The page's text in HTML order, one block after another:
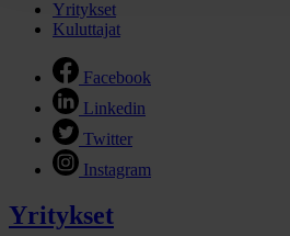
Yritykset
Kuluttajat
Facebook
Linkedin
Twitter
Instagram
Yritykset